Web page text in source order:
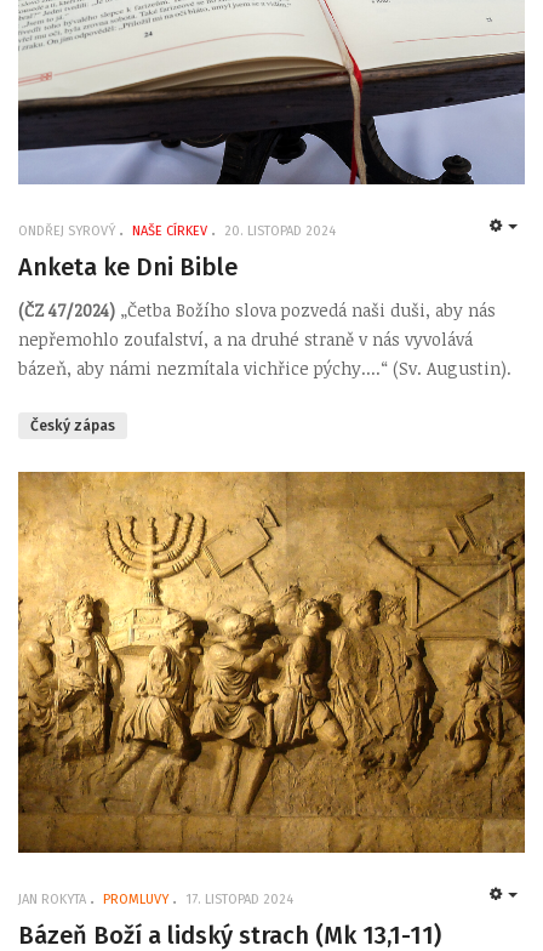
ONDŘEJ SYROVÝ NAŠE CÍRKEV 20. LISTOPAD 2024
Anketa ke Dni Bible
(ČZ 47/2024) „Četba Božího slova pozvedá naši duši, aby nás
nepřemohlo zoufalství, a na druhé straně v nás vyvolává
bázeň, aby námi nezmítala vichřice pýchy....“ (Sv. Augustin).
Český zápas
JAN ROKYTA PROMLUVY 17. LISTOPAD 2024
Bázeň Boží a lidský strach (Mk 13,1-11)